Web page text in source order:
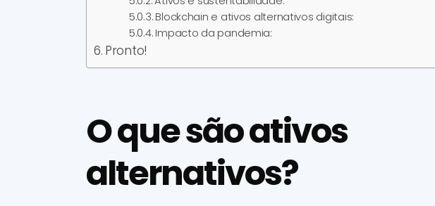
Blockchain e ativos alternativos digitais:
Impacto da pandemia:
Pronto!
O que são ativos
alternativos?